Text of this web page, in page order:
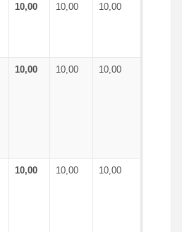
10,00 10,00 10,00
10,00 10,00 10,00
10,00 10,00 10,00